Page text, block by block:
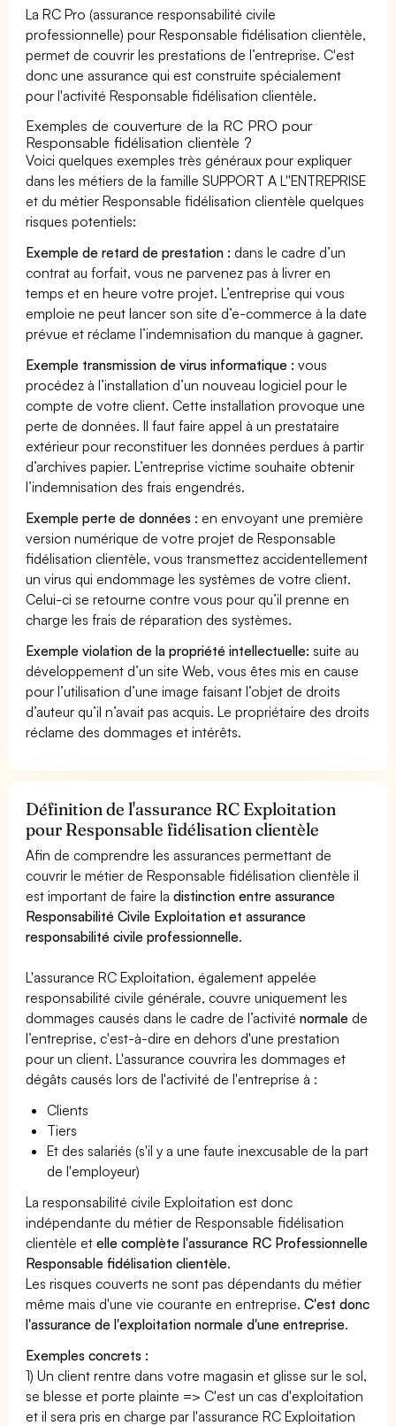
La RC Pro (assurance responsabilité civile
professionnelle) pour Responsable fidélisation clientèle,
permet de couvrir les prestations de l’entreprise. C'est
donc une assurance qui est construite spécialement
pour l'activité Responsable fidélisation clientèle.
Exemples de couverture de la RC PRO pour
Responsable fidélisation clientèle ?
Voici quelques exemples très généraux pour expliquer
dans les métiers de la famille SUPPORT A L''ENTREPRISE
et du métier Responsable fidélisation clientèle quelques
risques potentiels:
Exemple de retard de prestation : dans le cadre d’un
contrat au forfait, vous ne parvenez pas à livrer en
temps et en heure votre projet. L’entreprise qui vous
emploie ne peut lancer son site d’e-commerce à la date
prévue et réclame l’indemnisation du manque à gagner.
Exemple transmission de virus informatique : vous
procédez à l’installation d’un nouveau logiciel pour le
compte de votre client. Cette installation provoque une
perte de données. Il faut faire appel à un prestataire
extérieur pour reconstituer les données perdues à partir
d’archives papier. L’entreprise victime souhaite obtenir
l’indemnisation des frais engendrés.
Exemple perte de données : en envoyant une première
version numérique de votre projet de Responsable
fidélisation clientèle, vous transmettez accidentellement
un virus qui endommage les systèmes de votre client.
Celui-ci se retourne contre vous pour qu’il prenne en
charge les frais de réparation des systèmes.
Exemple violation de la propriété intellectuelle: suite au
développement d’un site Web, vous êtes mis en cause
pour l’utilisation d’une image faisant l’objet de droits
d’auteur qu’il n’avait pas acquis. Le propriétaire des droits
réclame des dommages et intérêts.
Définition de l'assurance RC Exploitation
pour Responsable fidélisation clientèle
Afin de comprendre les assurances permettant de
couvrir le métier de Responsable fidélisation clientèle il
est important de faire ladistinction entre assurance
Responsabilité Civile Exploitation et assurance
responsabilité civile professionnelle.
L'assurance RC Exploitation, également appelée
responsabilité civile générale, couvre uniquement les
dommages causés dans le cadre de l’activiténormale de
l’entreprise, c'est-à-dire en dehors d'une prestation
pour un client. L'assurance couvrira les dommages et
dégâts causés lors de l'activité de l'entreprise à :
Clients
Tiers
Et des salariés (s'il y a une faute inexcusable de la part
de l'employeur)
La responsabilité civile Exploitation est donc
indépendante du métier de Responsable fidélisation
clientèle etelle complète l'assurance RC Professionnelle
Responsable fidélisation clientèle.
Les risques couverts ne sont pas dépendants du métier
même mais d'une vie courante en entreprise.C'est donc
l'assurance de l'exploitation normale d'une entreprise.
Exemples concrets :
1) Un client rentre dans votre magasin et glisse sur le sol,
se blesse et porte plainte => C'est un cas d'exploitation
et il sera pris en charge par l'assurance RC Exploitation